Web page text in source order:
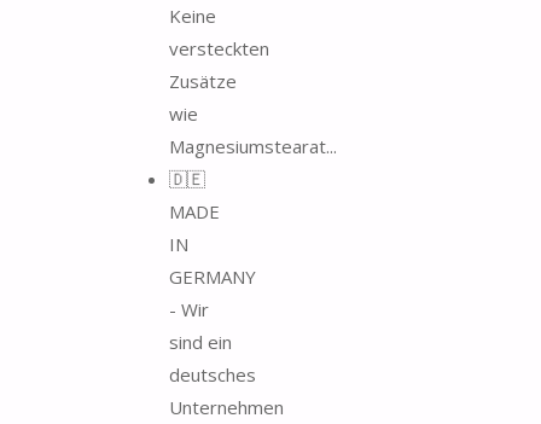
Keine
versteckten
Zusätze
wie
Magnesiumstearat...
🇩🇪
MADE
IN
GERMANY
- Wir
sind ein
deutsches
Unternehmen